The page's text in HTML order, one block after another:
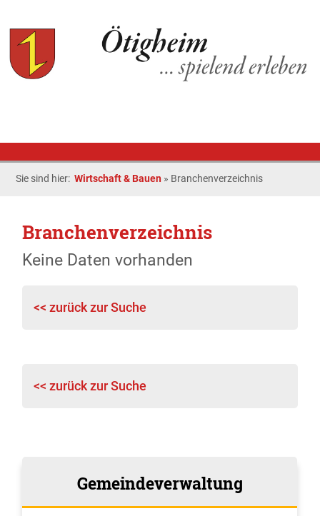
Sie sind hier:Wirtschaft & Bauen » Branchenverzeichnis
Branchenverzeichnis
Keine Daten vorhanden
<< zurück zur Suche
<< zurück zur Suche
Gemeindeverwaltung